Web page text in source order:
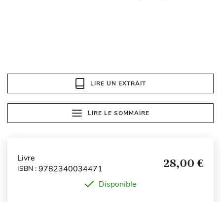
LIRE UN EXTRAIT
LIRE LE SOMMAIRE
Livre
ISBN : 9782340034471 28,00 €
Disponible